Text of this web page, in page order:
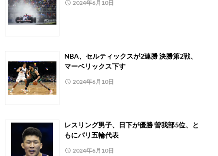
2024年6月10日
NBA、セルティックスが2連勝 決勝第2戦、
マーベリックス下す
2024年6月10日
レスリング男子、日下が優勝 曽我部5位、と
もにパリ五輪代表
2024年6月10日